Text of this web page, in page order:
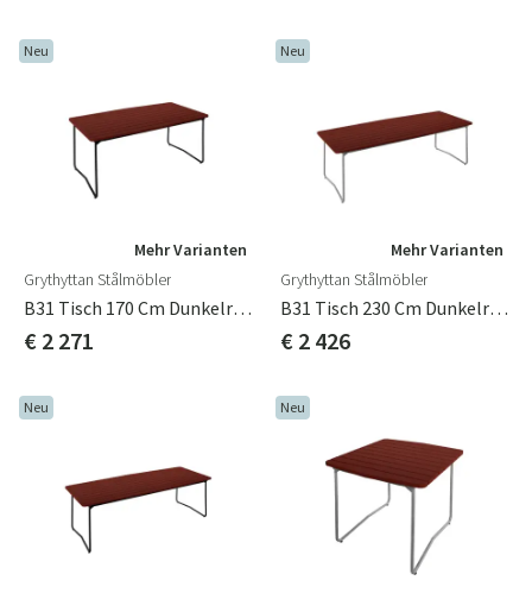
Neu
Mehr Varianten
Grythyttan Stålmöbler
B31 Tisch 170 Cm Dunkelrot / Schwarz
€ 2 271
Neu
Mehr Varianten
Grythyttan Stålmöbler
B31 Tisch 230 Cm Dunkelrot / Feuerverzinkt
€ 2 426
Neu Neu